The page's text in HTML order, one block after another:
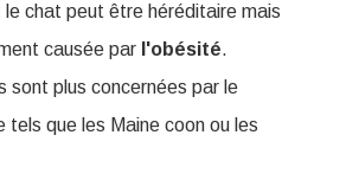
le chat peut être héréditaire mais
causée par l'obésité.
sont plus concernées par le
tels que les Maine coon ou les